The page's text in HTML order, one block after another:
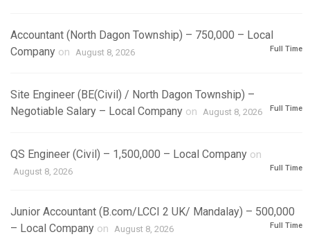
Accountant (North Dagon Township) – 750,000 – Local
Company on August 8, 2026 Full Time
Site Engineer (BE(Civil) / North Dagon Township) –
Negotiable Salary – Local Company on August 8, 2026 Full Time
QS Engineer (Civil) – 1,500,000 – Local Company on
August 8, 2026 Full Time
Junior Accountant (B.com/LCCI 2 UK/ Mandalay) – 500,000
– Local Company on August 8, 2026 Full Time